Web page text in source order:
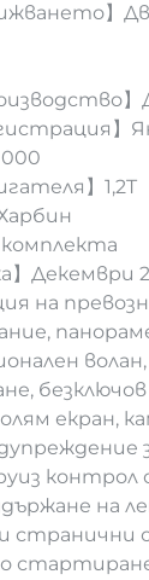
】
】
】
000
】1,2T
комплекта
】Декември
на
екран,
контрол
на
странични